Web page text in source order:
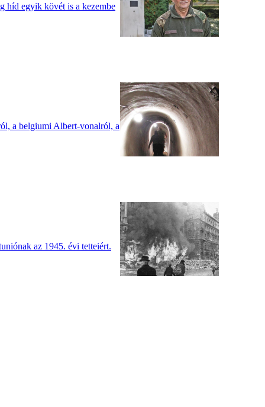
híd egyik kövét is a kezembe
a belgiumi Albert-vonalról, a
az 1945. évi tetteiért.